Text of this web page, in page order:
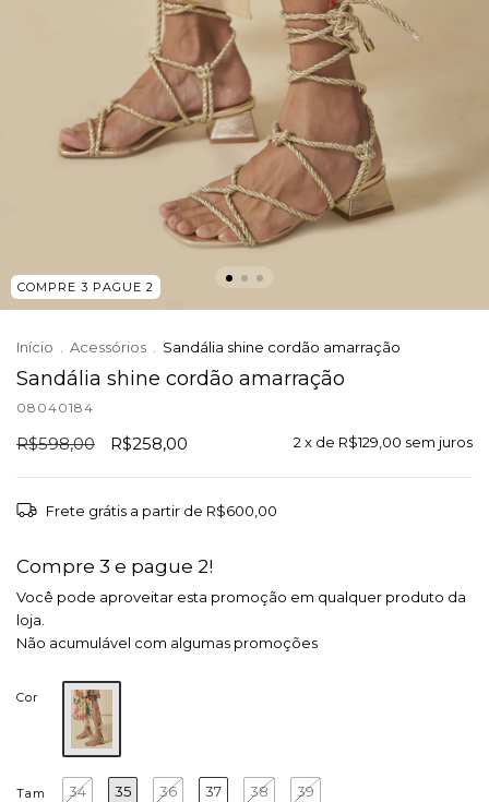
COMPRE 3 PAGUE 2
Início Acessórios Sandália shine cordão amarração
Sandália shine cordão amarração
08040184
R$598,00 R$258,00 2 x de R$129,00 sem juros
Frete grátis a partir de R$600,00
Compre 3 e pague 2!
Você pode aproveitar esta promoção em qualquer produto da
loja.
Não acumulável com algumas promoções
Cor
Tam 34 35 36 37 38 39